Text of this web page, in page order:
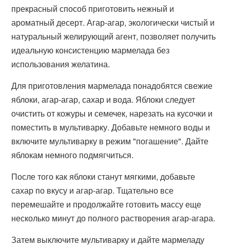
прекрасный способ приготовить нежный и
ароматный десерт. Агар-агар, экологически чистый и
натуральный желирующий агент, позволяет получить
идеальную консистенцию мармелада без
использования желатина.
Для приготовления мармелада понадобятся свежие
яблоки, агар-агар, сахар и вода. Яблоки следует
очистить от кожуры и семечек, нарезать на кусочки и
поместить в мультиварку. Добавьте немного воды и
включите мультиварку в режим "погашение". Дайте
яблокам немного подмягчиться.
После того как яблоки станут мягкими, добавьте
сахар по вкусу и агар-агар. Тщательно все
перемешайте и продолжайте готовить массу еще
несколько минут до полного растворения агар-агара.
Затем выключите мультиварку и дайте мармеладу